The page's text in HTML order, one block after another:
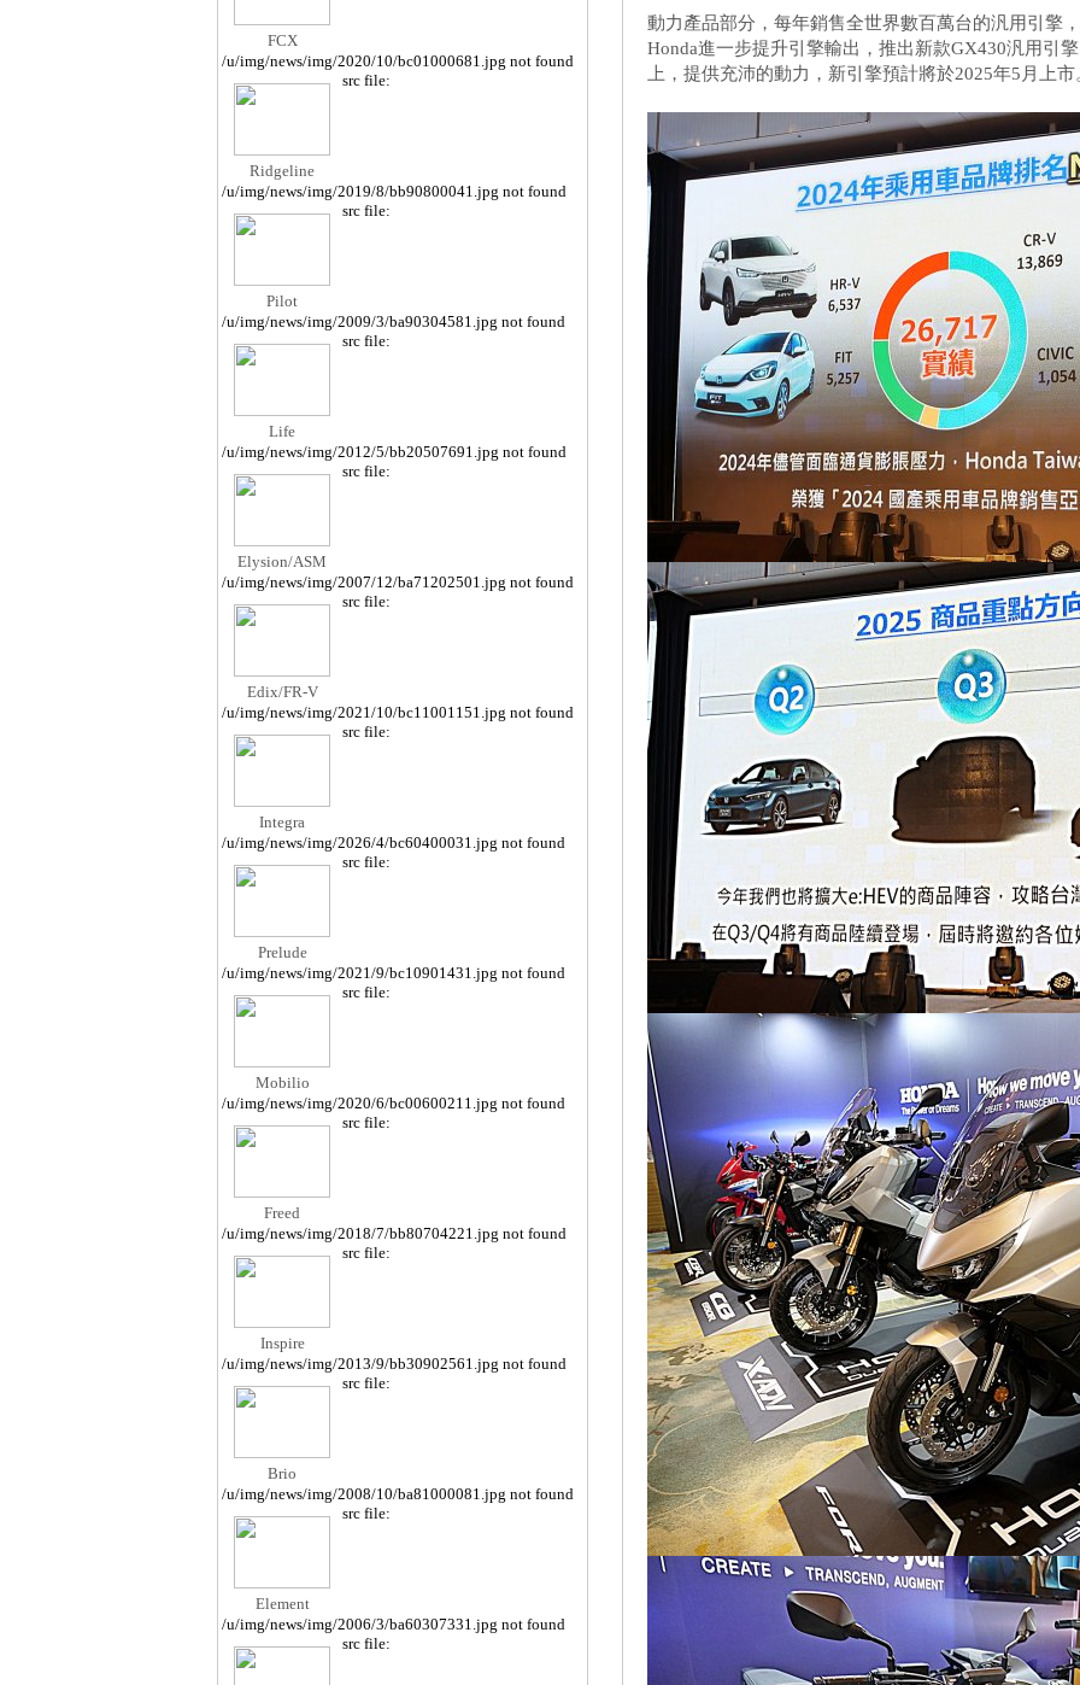
FCX
/u/img/news/img/2020/10/bc01000681.jpg not found
Ridgeline
src file:
/u/img/news/img/2019/8/bb90800041.jpg not found
Pilot
src file:
/u/img/news/img/2009/3/ba90304581.jpg not found
Life
src file:
/u/img/news/img/2012/5/bb20507691.jpg not found
Elysion/ASM
src file:
/u/img/news/img/2007/12/ba71202501.jpg not found
Edix/FR-V
src file:
/u/img/news/img/2021/10/bc11001151.jpg not found
Integra
src file:
/u/img/news/img/2026/4/bc60400031.jpg not found
Prelude
src file:
/u/img/news/img/2021/9/bc10901431.jpg not found
Mobilio
src file:
/u/img/news/img/2020/6/bc00600211.jpg not found
Freed
src file:
/u/img/news/img/2018/7/bb80704221.jpg not found
Inspire
src file:
/u/img/news/img/2013/9/bb30902561.jpg not found
Brio
src file:
/u/img/news/img/2008/10/ba81000081.jpg not found
Element
src file:
/u/img/news/img/2006/3/ba60307331.jpg not found
src file:
動力產品部分，每年銷售全世界數百萬台的汎用引擎
Honda進一步提升引擎輸出，推出新款GX430汎用引
上，提供充沛的動力，新引擎預計將於2025年5月上市